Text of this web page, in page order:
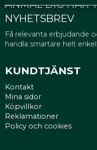
ANMÄL DIG HÄR
NYHETSBREV
Få relevanta erbjudande
handla smartare helt
KUNDTJÄNST
Kontakt
Mina sidor
Köpvillkor
Reklamationer
Policy och cookies